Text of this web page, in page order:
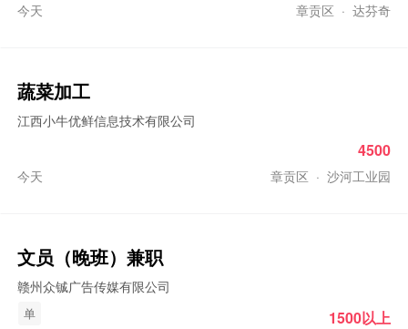
今天 章贡区 · 达芬奇
蔬菜加工
江西小牛优鲜信息技术有限公司
今天 章贡区 · 沙河工业园
4500
文员（晚班）兼职
赣州众铖广告传媒有限公司
单 1500以上